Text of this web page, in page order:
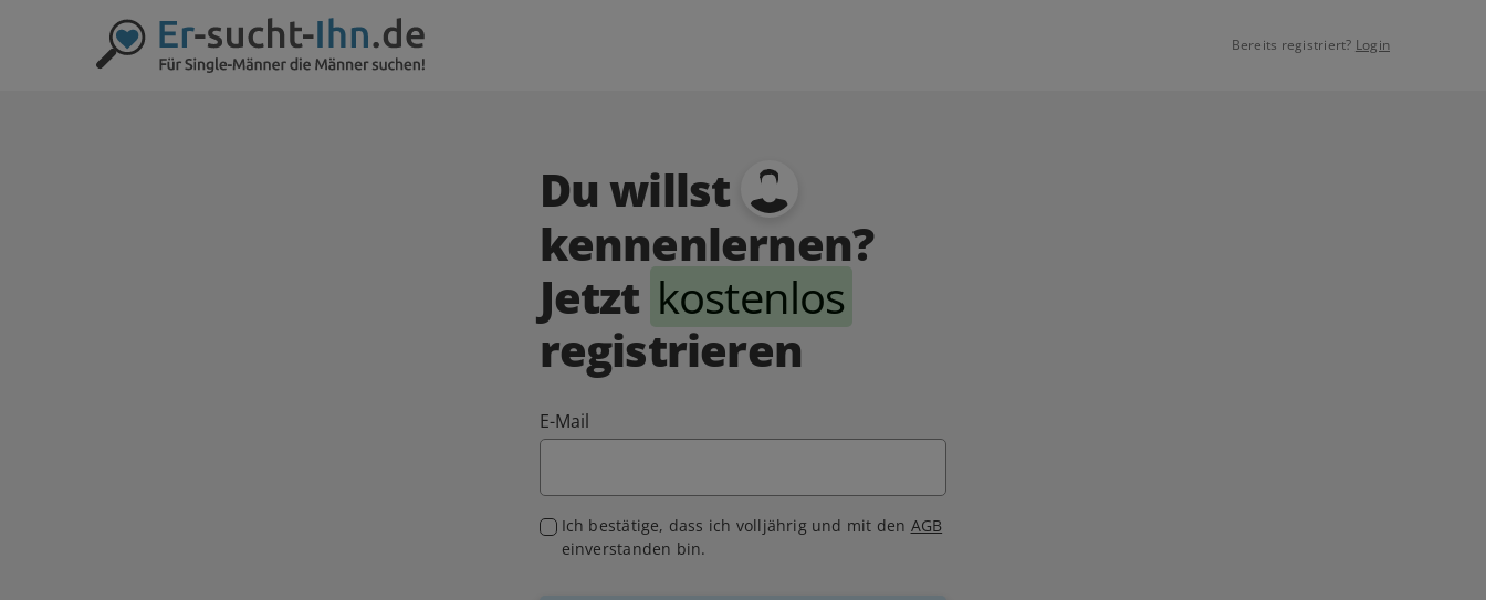
Bereits registriert? Login
Du willst
kennenlernen?
Jetzt kostenlos
registrieren
E-Mail
Ich bestätige, dass ich volljährig und mit den AGB
einverstanden bin.